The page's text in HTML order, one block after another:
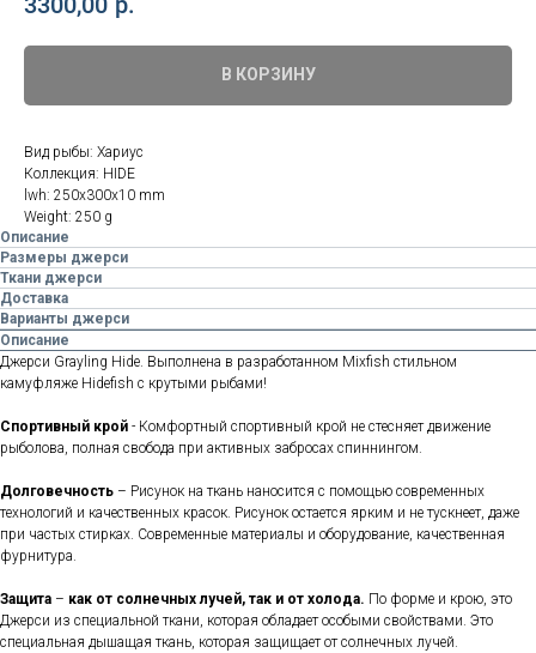
В КОРЗИНУ
Вид рыбы: Хариус
Коллекция: HIDE
lwh: 250x300x10 mm
Weight: 250 g
Описание
Размеры джерси
Ткани джерси
Доставка
Варианты джерси
Описание
Джерси Grayling Hide. Выполнена в разработанном Mixfish стильном
камуфляже Hidefish с крутыми рыбами!
Спортивный крой - Комфортный спортивный крой не стесняет движение
рыболова, полная свобода при активных забросах спиннингом.
Долговечность – Рисунок на ткань наносится с помощью современных
технологий и качественных красок. Рисунок остается ярким и не тускнеет, даже
при частых стирках. Современные материалы и оборудование, качественная
фурнитура.
Защита – как от солнечных лучей, так и от холода. По форме и крою, это
Джерси из специальной ткани, которая обладает особыми свойствами. Это
специальная дышащая ткань, которая защищает от солнечных лучей.